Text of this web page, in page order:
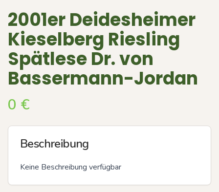
2001er Deidesheimer
Kieselberg Riesling
Spätlese Dr. von
Bassermann-Jordan
0 €
Beschreibung
Keine Beschreibung verfügbar